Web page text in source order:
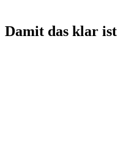
Damit das klar ist